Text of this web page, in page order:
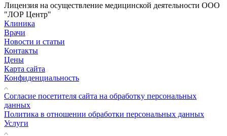
Лицензия на осуществление медицинской деятельности ООО
"ЛОР Центр"
Клиника
Врачи
Новости и статьи
Контакты
Цены
Карта сайта
Конфиденциальность
Согласие посетителя сайта на обработку персональных
данных
Политика в отношении обработки персональных данных
Услуги